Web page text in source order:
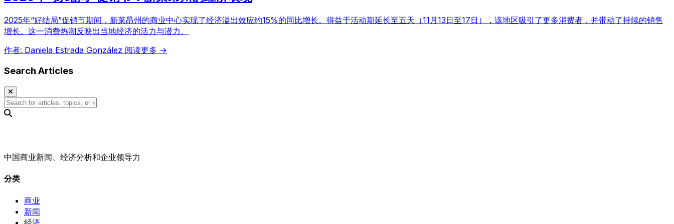
2025年“好结局”促销节期间，新莱昂州的商业中心实现了经济溢出效应约15%的同比增长。得益于活动期延长至五天（11月13日至17日），该地区吸引了更多消费者，并带动了持续的销售
增长。这一消费热潮反映出当地经济的活力与潜力。
作者: Daniela Estrada González 阅读更多 →
Search Articles
中国商业新闻、经济分析和企业领导力
分类
商业
新闻